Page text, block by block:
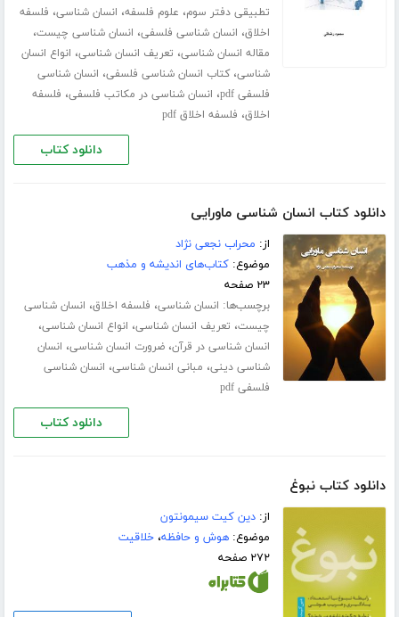
تطبیقی دفتر سوم، علوم فلسفه، انسان شناسی، فلسفه
اخلاق، انسان شناسی فلسفی، انسان شناسی چیست،
مقاله انسان شناسی، تعریف انسان شناسی، انواع انسان
شناسی،کتاب انسان شناسی فلسفی، انسان شناسی
فلسفی pdf
، انسان شناسی در مکاتب فلسفی، فلسفه
اخلاق، فلسفه اخلاق pdf
دانلود کتاب
دانلود کتاب انسان شناسی ماورایی
از: محراب نجعی نژاد
موضوع:کتاب‌های اندیشه و مذهب
۲۳ صفحه
برچسب‌ها: انسان شناسی، فلسفه اخلاق، انسان شناسی
چیست، تعریف انسان شناسی، انواع انسان شناسی،
انسان شناسی در قرآن،ضرورت انسان شناسی، انسان
شناسی دینی، مبانی انسان شناسی، انسان شناسی
فلسفی pdf
دانلود کتاب
دانلود کتاب نبوغ
از:دین کیت سیمونتون
موضوع:هوش و حافظه،خلاقیت
۲۷۲ صفحه